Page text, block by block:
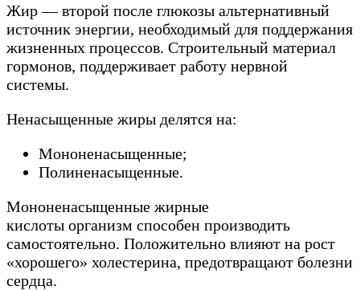
Жир — второй после глюкозы альтернативный
источник энергии, необходимый для поддержания
жизненных процессов. Строительный материал
гормонов, поддерживает работу нервной
системы.
Ненасыщенные жиры делятся на:
Мононенасыщенные;
Полиненасыщенные.
Мононенасыщенные жирные
кислоты организм способен производить
самостоятельно. Положительно влияют на рост
«хорошего» холестерина, предотвращают болезни
сердца.